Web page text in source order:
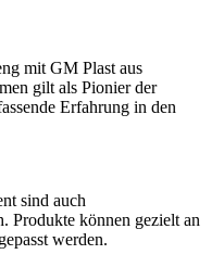
mit GM Plast aus
gilt als Pionier der
Erfahrung in den
sind auch
Produkte können gezielt an
werden.